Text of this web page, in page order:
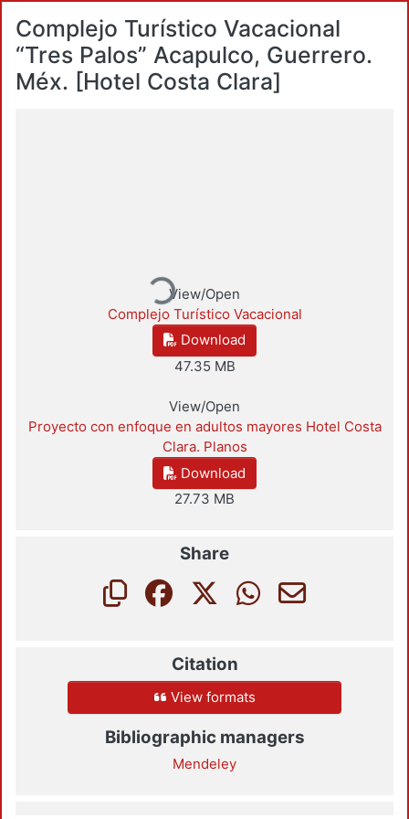
Complejo Turístico Vacacional
“Tres Palos” Acapulco, Guerrero.
Méx. [Hotel Costa Clara]
Loading...View/Open
Complejo Turístico Vacacional
Download
47.35 MB
View/Open
Proyecto con enfoque en adultos mayores Hotel Costa
Clara. Planos
Download
27.73 MB
Share
Citation
View formats
Bibliographic managers
Mendeley